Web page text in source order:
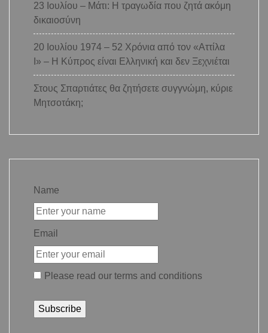
23 Ιουλίου – Μάτι: Η τραγωδία που ζητά ακόμη
δικαιοσύνη
20 Ιουλίου 1974 – 52 Χρόνια από τον «Αττίλα
Ι» – Η Κύπρος είναι Ελληνική και δεν Ξεχνιέται
Στους Σπαρτιάτες θα ζητήσετε συγγνώμη, κύριε
Μητσοτάκη;
Name
Email
Please read our terms and conditions